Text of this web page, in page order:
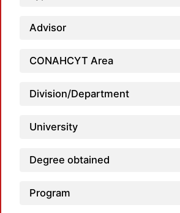
Advisor
CONAHCYT Area
Division/Department
University
Degree obtained
Program